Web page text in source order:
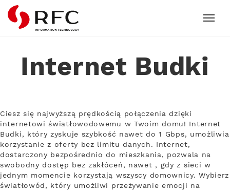
RFC
Internet Budki
Ciesz się najwyższą prędkością połączenia dzięki
internetowi światłowodowemu w Twoim domu! Internet
Budki, który zyskuje szybkość nawet do 1 Gbps, umożliwia
korzystanie z oferty bez limitu danych. Internet,
dostarczony bezpośrednio do mieszkania, pozwala na
swobodny dostęp bez zakłóceń, nawet , gdy z sieci w
jednym momencie korzystają wszyscy domownicy. Wybierz
światłowód, który umożliwi przeżywanie emocji na